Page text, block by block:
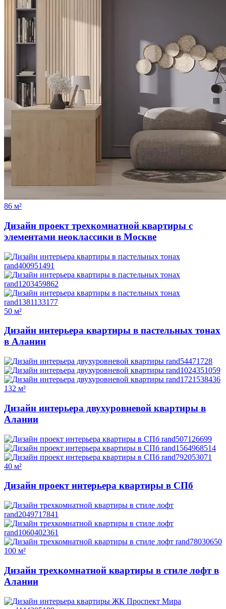
86 м²
Дизайн проект трехкомнатной квартиры с
элементами неоклассики в Москве
50 м²
Дизайн интерьера квартиры в пастельных тонах
в Алании
132 м²
Дизайн интерьера двухуровневой квартиры в
Алании
40 м²
Дизайн проект интерьера квартиры в СПб
100 м²
Дизайн трехкомнатной квартиры в стиле лофт в
Алании